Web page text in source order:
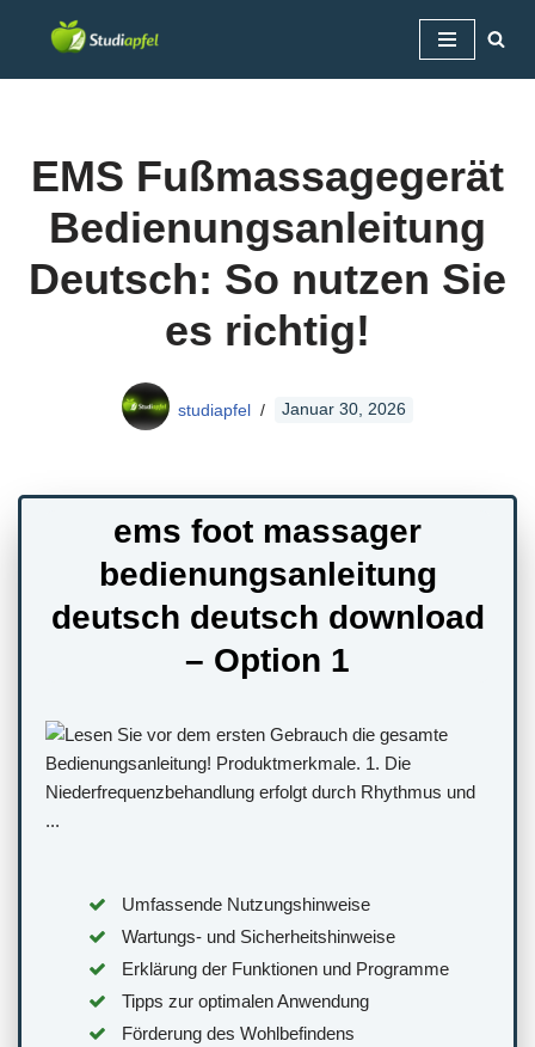
EMS Fußmassagegerät
Bedienungsanleitung
Deutsch: So nutzen Sie
es richtig!
studiapfel Januar 30, 2026
ems foot massager
bedienungsanleitung
deutsch deutsch download
– Option 1
Umfassende Nutzungshinweise
Wartungs- und Sicherheitshinweise
Erklärung der Funktionen und Programme
Tipps zur optimalen Anwendung
Förderung des Wohlbefindens